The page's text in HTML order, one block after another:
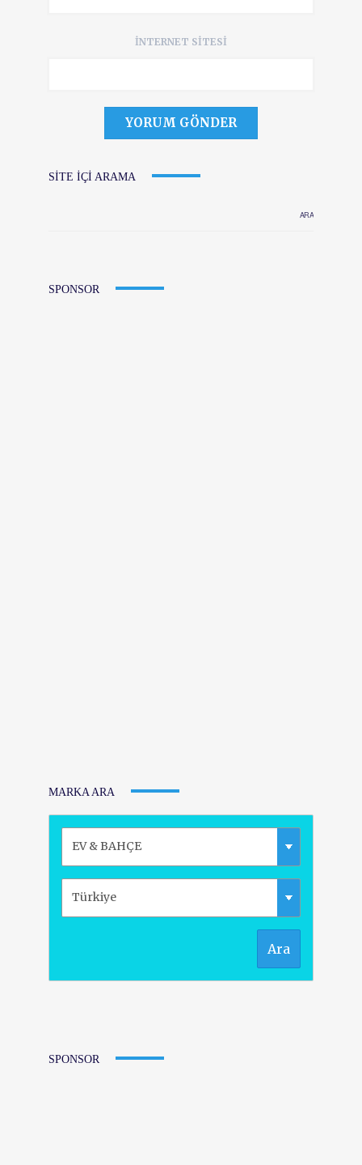
İNTERNET SITESI
SITE IÇI ARAMA
SPONSOR
MARKA ARA
Ara
SPONSOR